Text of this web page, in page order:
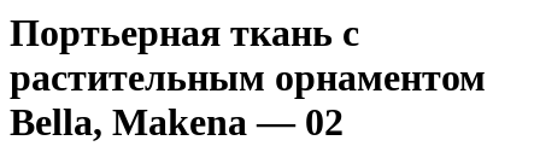
Портьерная ткань с
растительным орнаментом
Bella, Makena — 02